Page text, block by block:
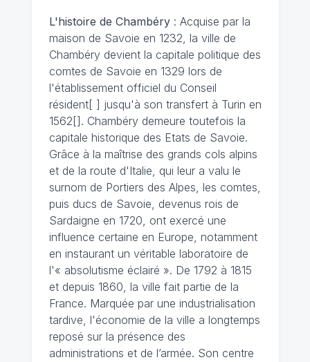
L'histoire de Chambéry: Acquise par la
maison de Savoie en 1232, la ville de
Chambéry devient la capitale politique des
comtes de Savoie en 1329 lors de
l'établissement officiel du Conseil
résident[ ] jusqu'à son transfert à Turin en
1562[]. Chambéry demeure toutefois la
capitale historique des Etats de Savoie.
Grâce à la maîtrise des grands cols alpins
et de la route d'Italie, qui leur a valu le
surnom de Portiers des Alpes, les comtes,
puis ducs de Savoie, devenus rois de
Sardaigne en 1720, ont exercé une
influence certaine en Europe, notamment
en instaurant un véritable laboratoire de
l'« absolutisme éclairé ». De 1792 à 1815
et depuis 1860, la ville fait partie de la
France. Marquée par une industrialisation
tardive, l'économie de la ville a longtemps
reposé sur la présence des
administrations et de l’armée. Son centre